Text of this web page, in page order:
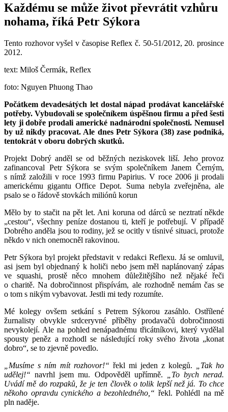
Každému se může život převrátit vzhůru
nohama, říká Petr Sýkora
Tento rozhovor vyšel v časopise Reflex č. 50-51/2012, 20. prosince
2012.
text: Miloš Čermák, Reflex
foto: Nguyen Phuong Thao
Počátkem devadesátých let dostal nápad prodávat kancelářské
potřeby. Vybudovali se společníkem úspěšnou firmu a před šesti
lety ji dobře prodali americké nadnárodní společnosti. Nemusel
by už nikdy pracovat. Ale dnes Petr Sýkora (38) zase podniká,
tentokrát v oboru dobrých skutků.
Projekt Dobrý anděl se od běžných neziskovek liší. Jeho provoz
zafinancoval Petr Sýkora se svým společníkem Janem Černým,
s nímž založili v roce 1993 firmu Papirius. V roce 2006 ji prodali
americkému gigantu Office Depot. Suma nebyla zveřejněna, ale
psalo se o řádově stovkách miliónů korun
Mělo by to stačit na pět let. Ani koruna od dárců se neztratí někde
„cestou“, všechny peníze dostanou ti, kteří je potřebují. V případě
Dobrého anděla jsou to rodiny, jež se ocitly v tísnivé situaci, protože
někdo v nich onemocněl rakovinou.
Petr Sýkora byl projekt představit v redakci Reflexu. Já se omluvil,
asi jsem byl objednaný k holiči nebo jsem měl naplánovaný zápas
ve squashi, prostě něco mnohem důležitějšího než nějaké řeči
o charitě. Na dobročinnost přispívám, ale rozhodně nemám čas se
o tom s nikým vybavovat. Jestli mi tedy rozumíte.
Mé kolegy ovšem setkání s Petrem Sýkorou zasáhlo. Ostřílené
žurnalisty obvykle srdceryvné příběhy prodavačů dobročinnosti
nevykolejí. Ale na pohled nenápadnému třicátníkovi, který vydělal
spousty peněz a rozhodl se následující roky svého života „konat
dobro“, se to zjevně povedlo.
„Musíme s ním mít rozhovor!“ řekl mi jeden z kolegů.
„Tak ho
udělej!“ navrhl jsem mu. Odpověděl upřímně.
„To bych nerad.
Uvádí mě do rozpaků, že je ten člověk o tolik lepší než já. To chce
někoho opravdu cynického a bezohledného,“ řekl. Pohlédl na mě
pln naděje.